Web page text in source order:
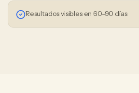
Resultados visibles en 60-90 días